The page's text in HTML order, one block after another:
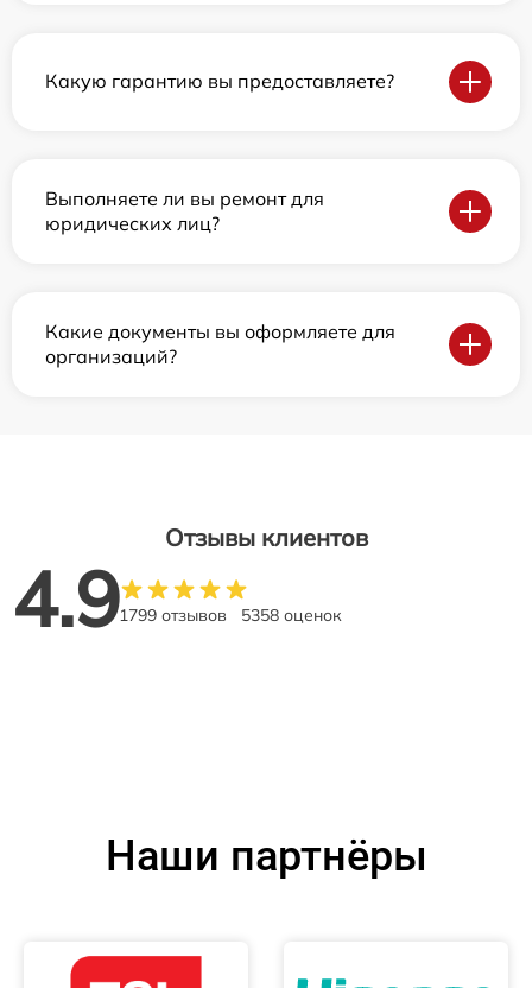
Какую гарантию вы предоставляете?
Выполняете ли вы ремонт для
юридических лиц?
Какие документы вы оформляете для
организаций?
Отзывы клиентов
4.91799 отзывов 5358 оценок
Наши партнёры